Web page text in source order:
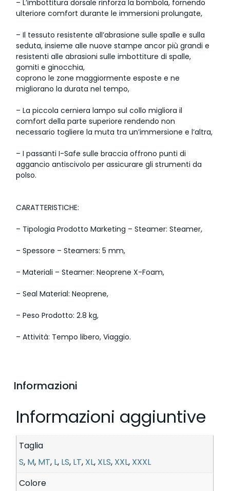
– L’imbottitura dorsale rinforza la bombola, fornendo
ulteriore comfort durante le immersioni prolungate,
– Il tessuto resistente all’abrasione sulle spalle e sulla
seduta, insieme alle nuove stampe ancor più grandi e
resistenti alle abrasioni sulle imbottiture di spalle,
gomiti e ginocchia,
coprono le zone maggiormente esposte e ne
migliorano la durata nel tempo,
– La piccola cerniera lampo sul collo migliora il
comfort della parte superiore rendendo non
necessario togliere la muta tra un’immersione e l’altra,
– I passanti I-Safe sulle braccia offrono punti di
aggancio antiscivolo per assicurare gli strumenti da
polso.
CARATTERISTICHE:
– Tipologia Prodotto Marketing – Steamer: Steamer,
– Spessore – Steamers: 5 mm,
– Materiali – Steamer: Neoprene X-Foam,
– Seal Material: Neoprene,
– Peso Prodotto: 2.8 kg,
– Attività: Tempo libero, Viaggio.
Informazioni
Informazioni aggiuntive
Taglia
S, M, MT, L, LS, LT, XL, XLS, XXL, XXXL
Colore